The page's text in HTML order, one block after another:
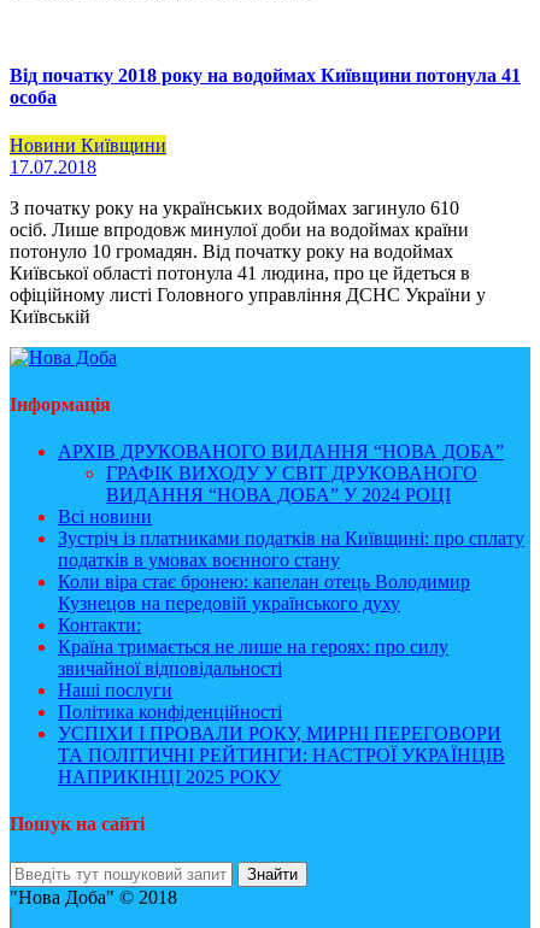
Від початку 2018 року на водоймах Київщини потонула 41
особа
Новини Київщини
17.07.2018
З початку року на українських водоймах загинуло 610
осіб. Лише впродовж минулої доби на водоймах країни
потонуло 10 громадян. Від початку року на водоймах
Київської області потонула 41 людина, про це йдеться в
офіційному листі Головного управління ДСНС України у
Київській
Інформація
АРХІВ ДРУКОВАНОГО ВИДАННЯ “НОВА ДОБА”
ГРАФІК ВИХОДУ У СВІТ ДРУКОВАНОГО
ВИДАННЯ “НОВА ДОБА” У 2024 РОЦІ
Всі новини
Зустріч із платниками податків на Київщині: про сплату
податків в умовах воєнного стану
Коли віра стає бронею: капелан отець Володимир
Кузнецов на передовій українського духу
Контакти:
Країна тримається не лише на героях: про силу
звичайної відповідальності
Наші послуги
Політика конфіденційності
УСПІХИ І ПРОВАЛИ РОКУ, МИРНІ ПЕРЕГОВОРИ
ТА ПОЛІТИЧНІ РЕЙТИНГИ: НАСТРОЇ УКРАЇНЦІВ
НАПРИКІНЦІ 2025 РОКУ
Пошук на сайті
"Нова Доба" © 2018